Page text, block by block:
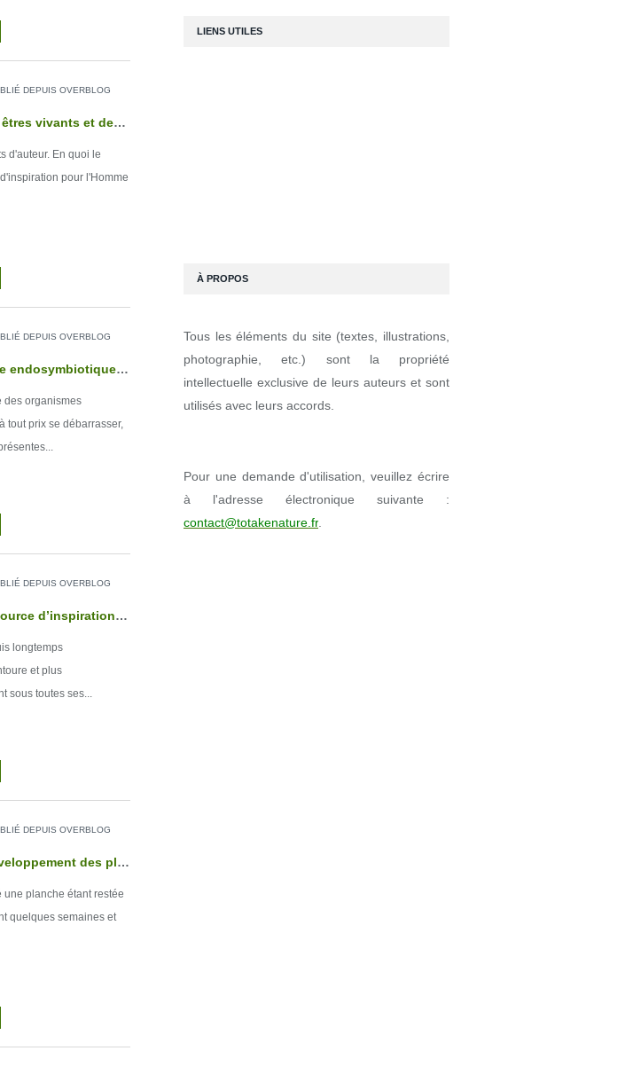
DEPUIS OVERBLOG
Dans l'intimité des êtres vivants et des roches - Tome 6
d'auteur. En quoi le
pour l'Homme
DEPUIS OVERBLOG
Quand une bactérie endosymbiotique influence la reproduction des Arthropodes
des organismes
tout prix se débarrasser,
DEPUIS OVERBLOG
Le vivant comme source d’inspiration ou le biomimétisme
longtemps
et plus
sous toutes ses...
DEPUIS OVERBLOG
La lumière et le développement des plantes
planche étant restée
quelques semaines et
LIENS UTILES
À PROPOS
Tous les éléments du site (textes, illustrations,
photographie, etc.) sont la propriété
intellectuelle exclusive de leurs auteurs et sont
utilisés avec leurs accords.
Pour une demande d'utilisation, veuillez écrire
à l'adresse électronique suivante :
contact@totakenature.fr